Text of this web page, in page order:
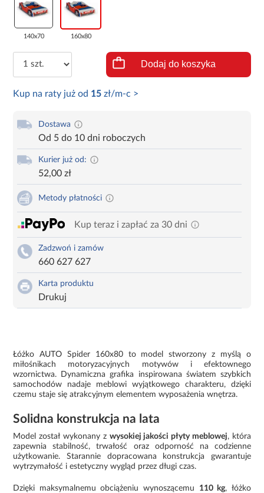
140x70 160x80
Dodaj do koszyka
Kup na raty już od 15 zł/m-c >
Dostawa
Od 5 do 10 dni roboczych
Kurier już od:
52,00 zł
Metody płatności
Kup teraz i zapłać za 30 dni
Zadzwoń i zamów
660 627 627
Karta produktu
Drukuj
Łóżko AUTO Spider 160x80 to model stworzony z myślą o
miłośnikach motoryzacyjnych motywów i efektownego
wzornictwa. Dynamiczna grafika inspirowana światem szybkich
samochodów nadaje meblowi wyjątkowego charakteru, dzięki
czemu staje się atrakcyjnym elementem wyposażenia wnętrza.
Solidna konstrukcja na lata
Model został wykonany z wysokiej jakości płyty meblowej, która
zapewnia stabilność, trwałość oraz odporność na codzienne
użytkowanie. Starannie dopracowana konstrukcja gwarantuje
wytrzymałość i estetyczny wygląd przez długi czas.
Dzięki maksymalnemu obciążeniu wynoszącemu 110 kg, łóżko